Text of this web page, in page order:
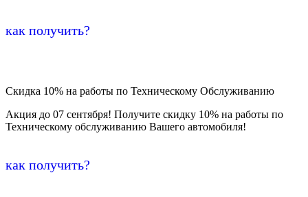
как получить?
Скидка 10% на работы по Техническому Обслуживанию
Акция до 07 сентября! Получите скидку 10% на работы по
Техническому обслуживанию Вашего автомобиля!
как получить?